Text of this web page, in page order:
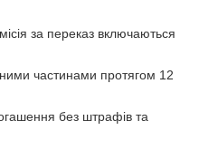
за переказ включаються
частинами протягом 12
без штрафів та